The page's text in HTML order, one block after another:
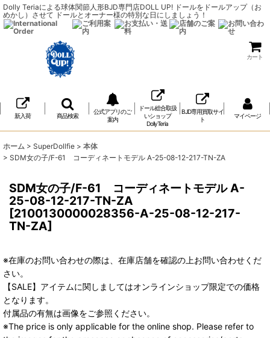
Dolly Teriaによる球体関節人形BJD専門店DOLL UP! ドールをドールアップ（お
めかし）させて ドールとオーナー様の特別な日にしましょう！
カート
新入荷 商品検索
公式アプリのご
案内
ドール総合取扱
いショップ
DollyTeria
BJD専用買取サイ
ト
マイページ
ホーム > SuperDollfie > 本体
> SDM女の子/F-61 コーディネートモデル A-25-08-12-217-TN-ZA
SDM女の子/F-61 コーディネートモデル A-
25-08-12-217-TN-ZA
[2100130000028356-A-25-08-12-217-
TN-ZA]
※在庫のお問い合わせの際は、在庫店舗を確認の上お問い合わせくだ
さい。
【SALE】アイテムに関しましてはオンラインショップ限定での価格
となります。
付属品の有無は画像をご参照ください。
※The price is only applicable for the online shop. Please refer to